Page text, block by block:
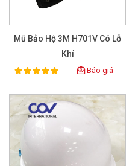
Mũ Bảo Hộ 3M H701V Có Lỗ
Khí
Rating:
100% Báo giá